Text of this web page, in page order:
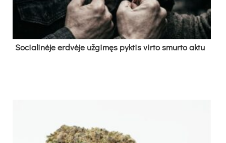
So­cia­li­nė­je erd­vė­je už­gi­męs pyk­tis vir­to smur­to ak­tu